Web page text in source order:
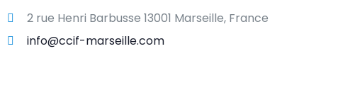
2 rue Henri Barbusse 13001 Marseille, France
info@ccif-marseille.com